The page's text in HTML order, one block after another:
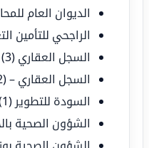
الديوان العام
الراجحي للتأمين
السجل العقاري (3)
السجل العقاري – RER
السودة للتطوير (1)
الشؤون الصحية